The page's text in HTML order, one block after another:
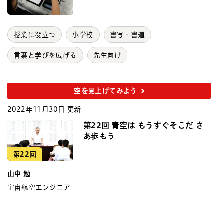
授業に役立つ 小学校 書写・書道
言葉と学びを広げる 先生向け
空を見上げてみよう
2022年11月30日 更新
第22回
第22回 青空は もうすぐそこだ さ
あ歩もう
山中 勉
宇宙航空エンジニア